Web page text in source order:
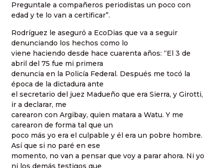
Preguntale a compañeros periodistas un poco con
edad y te lo van a certificar”.
Rodríguez le aseguró a EcoDias que va a seguir
denunciando los hechos como lo
viene haciendo desde hace cuarenta años: “El 3 de
abril del 75 fue mi primera
denuncia en la Policía Federal. Después me tocó la
época de la dictadura ante
el secretario del juez Madueño que era Sierra, y Girotti,
ir a declarar, me
carearon con Argibay, quien matara a Watu. Y me
carearon de forma tal que un
poco más yo era el culpable y él era un pobre hombre.
Así que si no paré en ese
momento, no van a pensar que voy a parar ahora. Ni yo
ni los demás testigos que